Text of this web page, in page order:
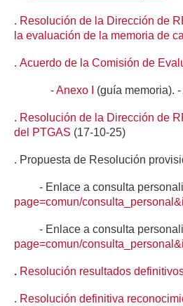
. Resolución de la Dirección de
la evaluación de la memoria de
.Acuerdo de la Comisión de
-Anexo I (guía memoria). -
. Resolución de la Dirección de
del PTGAS (17-10-25)
. Propuesta de Resolución
- Enlace a consulta
page=comun/
- Enlace a consulta
page=comun/
. Resolución resultados
. Resolución definitiva